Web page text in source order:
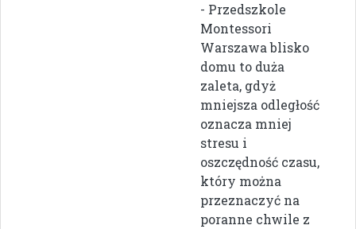
- Przedszkole
Montessori
Warszawa blisko
domu to duża
zaleta, gdyż
mniejsza odległość
oznacza mniej
stresu i
oszczędność czasu,
który można
przeznaczyć na
poranne chwile z